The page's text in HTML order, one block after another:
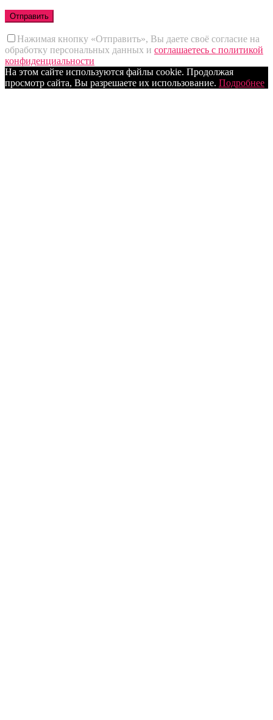
Нажимая кнопку «Отправить», Вы даете своё согласие на
обработку персональных данных и соглашаетесь с политикой
конфиденциальности
На этом сайте используются файлы cookie. Продолжая
просмотр сайта, Вы разрешаете их использование. Подробнее